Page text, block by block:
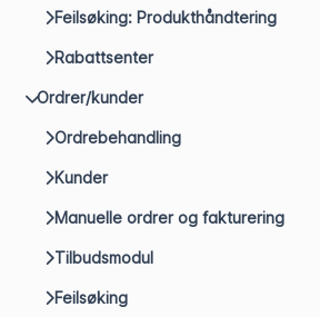
Feilsøking: Produkthåndtering
Rabattsenter
Ordrer/kunder
Ordrebehandling
Kunder
Manuelle ordrer og fakturering
Tilbudsmodul
Feilsøking